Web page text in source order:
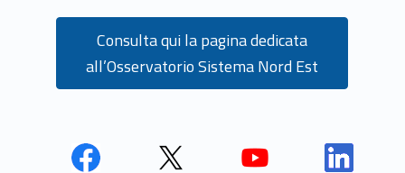
Consulta qui la pagina dedicata
all’Osservatorio Sistema Nord Est